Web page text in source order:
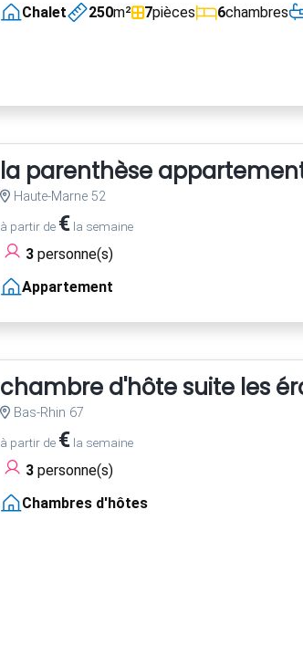
Chalet
250m² 7pièces 6chambres
la parenthèse
Haute-Marne 52
à partir de €la semaine
3personne(s)
Appartement
chambre d'hôte suite les
Bas-Rhin 67
à partir de €la semaine
3personne(s)
Chambres d'hôtes